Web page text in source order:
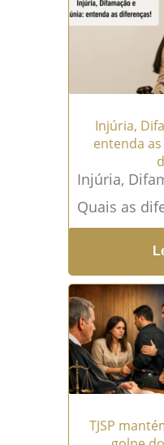
Injúria,
entenda
Injúria,
Quais as
Difamação
temas que
dúvidas,
vezes,
Leia mais →
TJSP